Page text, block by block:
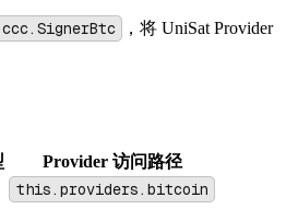
ccc.SignerBtc
，将 UniSat Provider
Provider 访问路径
this.providers.bitcoin